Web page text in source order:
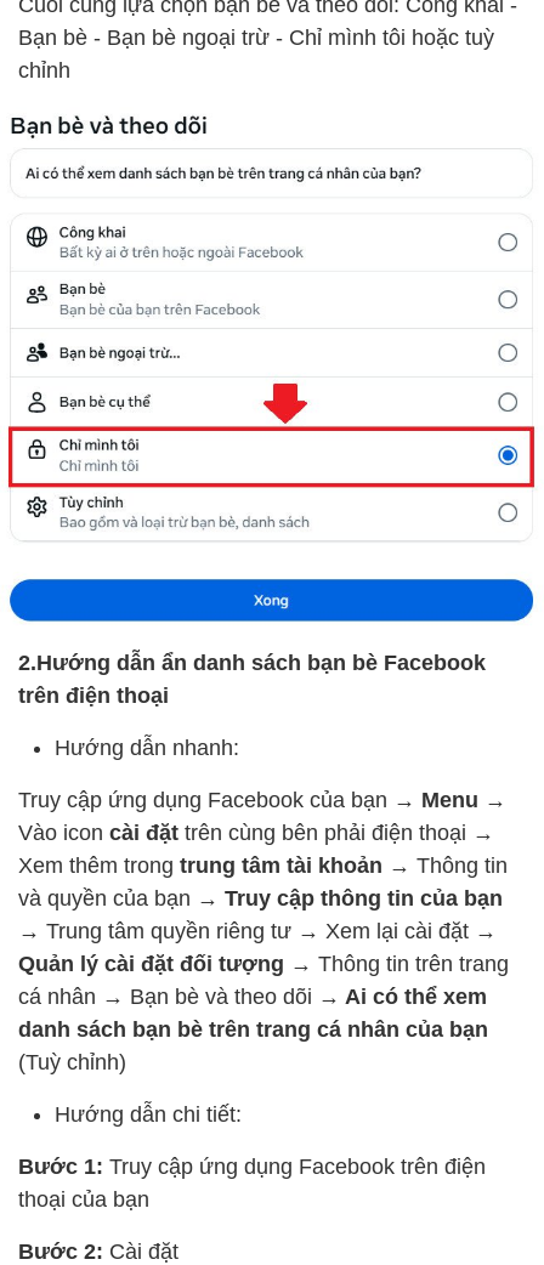
Bạn bè - Bạn bè ngoại trừ - Chỉ mình tôi hoặc tuỳ
chỉnh
2.Hướng dẫn ẩn danh sách bạn bè Facebook
trên điện thoại
Hướng dẫn nhanh:
Truy cập ứng dụng Facebook của bạn → Menu →
Vào icon cài đặt trên cùng bên phải điện thoại →
Xem thêm trong trung tâm tài khoản → Thông tin
và quyền của bạn → Truy cập thông tin của bạn
→ Trung tâm quyền riêng tư → Xem lại cài đặt →
Quản lý cài đặt đối tượng → Thông tin trên trang
cá nhân → Bạn bè và theo dõi → Ai có thể xem
danh sách bạn bè trên trang cá nhân của bạn
(Tuỳ chỉnh)
Hướng dẫn chi tiết:
Bước 1: Truy cập ứng dụng Facebook trên điện
thoại của bạn
Bước 2: Cài đặt